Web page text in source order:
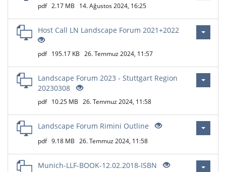
pdf 2.17 MB 14. Ağustos 2024, 16:25
Host Call LN Landscape Forum 2021+2022
pdf 195.17 KB 26. Temmuz 2024, 11:57
Landscape Forum 2023 - Stuttgart Region
20230308
pdf 10.25 MB 26. Temmuz 2024, 11:58
Landscape Forum Rimini Outline
pdf 9.18 MB 26. Temmuz 2024, 11:58
Munich-LLF-BOOK-12.02.2018-ISBN